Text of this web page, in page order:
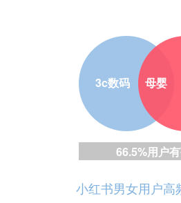
小红书男女用户高
3c数码 母婴
66.5%用户